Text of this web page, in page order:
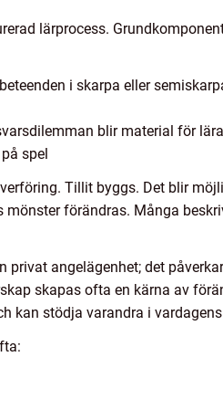
lärprocess.
i skarpa eller
blir material för
spel
Tillit byggs. Det blir
förändras. Många
privat angelägenhet; det
skapas ofta en kärna av
kan stödja varandra i